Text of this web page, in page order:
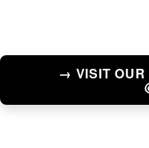
→ VISIT OUR